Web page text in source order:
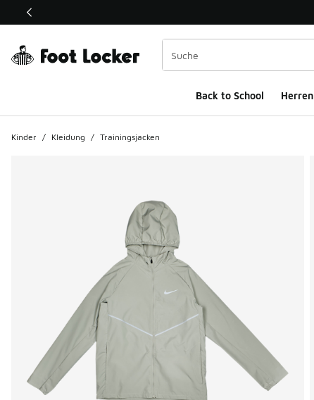
Dieser Link öffnet sich in einem neuen Fenster
Back to School Herren
Kinder / Kleidung / Trainingsjacken